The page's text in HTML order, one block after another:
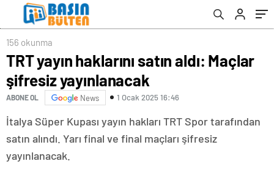
156 okunma
TRT yayın haklarını satın aldı: Maçlar
şifresiz yayınlanacak
ABONE OL News 1 Ocak 2025 16:46
İtalya Süper Kupası yayın hakları TRT Spor tarafından
satın alındı. Yarı final ve final maçları şifresiz
yayınlanacak.